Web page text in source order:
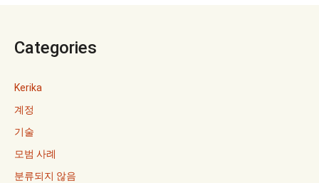
Categories
Kerika
계정
기술
모범 사례
분류되지 않음